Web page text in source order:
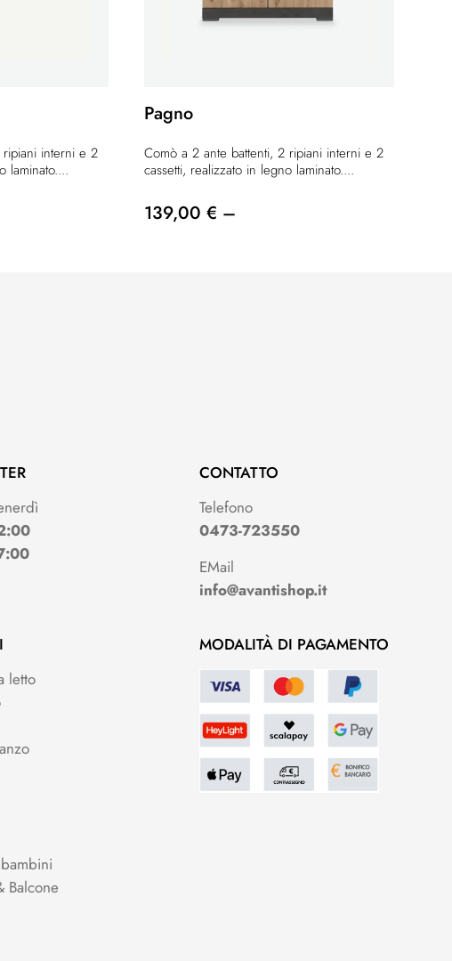
interni e 2
laminato....
Pagno
Comò a 2 ante battenti, 2 ripiani interni e 2
cassetti, realizzato in legno laminato....
139,00 € –
CONTATTO
Telefono
0473-723550
EMail
info@avantishop.it
letto
Balcone
MODALITÀ DI PAGAMENTO